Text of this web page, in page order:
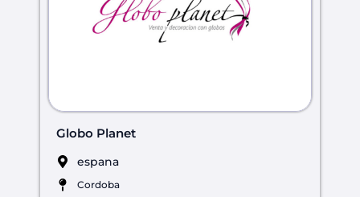
Globo Planet
espana
Cordoba